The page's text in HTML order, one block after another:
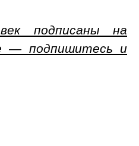
подписаны на
— подпишитесь и